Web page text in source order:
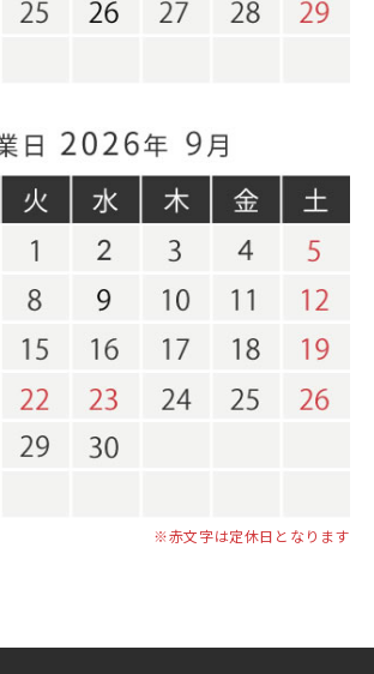
※赤文字は定休日となります